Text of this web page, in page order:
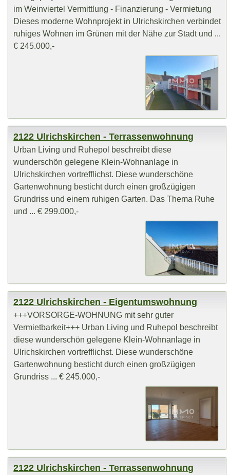
im Weinviertel Vermittlung - Finanzierung - Vermietung
Dieses moderne Wohnprojekt in Ulrichskirchen verbindet
ruhiges Wohnen im Grünen mit der Nähe zur Stadt und ...
€ 245.000,-
2122 Ulrichskirchen - Terrassenwohnung
Urban Living und Ruhepol beschreibt diese
wunderschön gelegene Klein-Wohnanlage in
Ulrichskirchen vortrefflichst. Diese wunderschöne
Gartenwohnung besticht durch einen großzügigen
Grundriss und einem ruhigen Garten. Das Thema Ruhe
und ... € 299.000,-
2122 Ulrichskirchen - Eigentumswohnung
+++VORSORGE-WOHNUNG mit sehr guter
Vermietbarkeit+++ Urban Living und Ruhepol beschreibt
diese wunderschön gelegene Klein-Wohnanlage in
Ulrichskirchen vortrefflichst. Diese wunderschöne
Gartenwohnung besticht durch einen großzügigen
Grundriss ... € 245.000,-
2122 Ulrichskirchen - Terrassenwohnung